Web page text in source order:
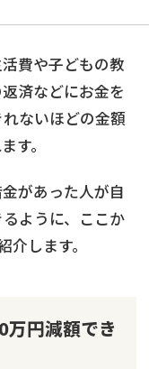
費や子どもの教
済などにお金を
ないほどの金額
す。
があった人が自
ように、ここか
します。
万円減額でき